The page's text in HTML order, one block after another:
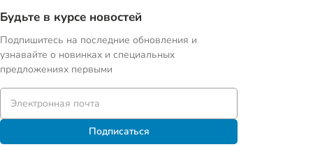
Будьте в курсе новостей
Подпишитесь на последние обновления и
узнавайте о новинках и специальных
предложениях первыми
Подписаться